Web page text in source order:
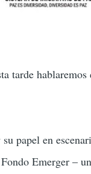
tarde hablaremos
su papel en
Emerger –